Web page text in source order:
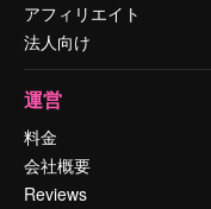
アフィリエイト
法人向け
運営
料金
会社概要
Reviews